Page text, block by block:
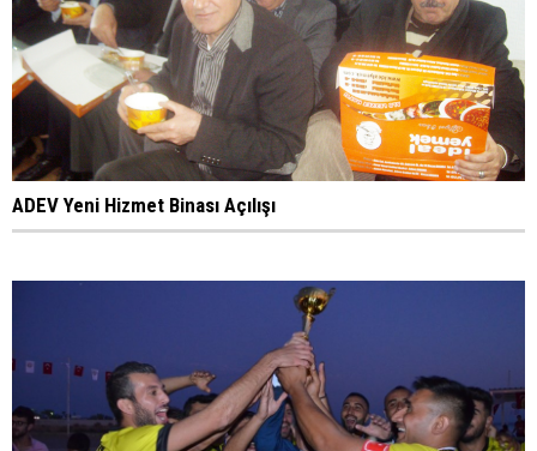
ADEV Yeni Hizmet Binası Açılışı